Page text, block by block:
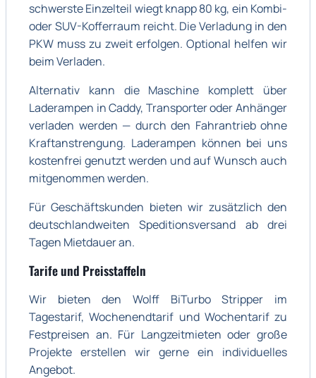
schwerste Einzelteil wiegt knapp 80 kg, ein Kombi-
oder SUV-Kofferraum reicht. Die Verladung in den
PKW muss zu zweit erfolgen. Optional helfen wir
beim Verladen.
Alternativ kann die Maschine komplett über
Laderampen in Caddy, Transporter oder Anhänger
verladen werden — durch den Fahrantrieb ohne
Kraftanstrengung. Laderampen können bei uns
kostenfrei genutzt werden und auf Wunsch auch
mitgenommen werden.
Für Geschäftskunden bieten wir zusätzlich den
deutschlandweiten Speditionsversand ab drei
Tagen Mietdauer an.
Tarife und Preisstaffeln
Wir bieten den Wolff BiTurbo Stripper im
Tagestarif, Wochenendtarif und Wochentarif zu
Festpreisen an. Für Langzeitmieten oder große
Projekte erstellen wir gerne ein individuelles
Angebot.